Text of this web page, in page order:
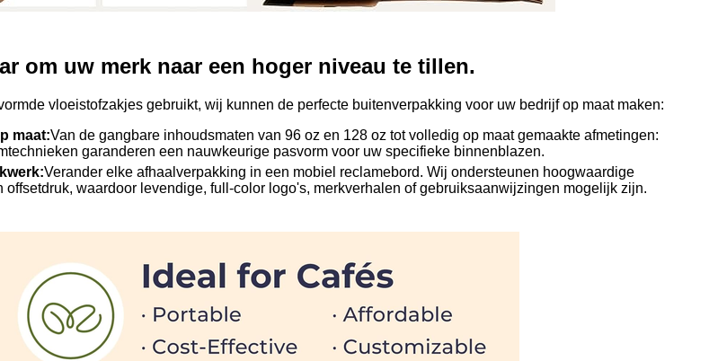
om uw merk naar een hoger niveau te tillen.
vloeistofzakjes gebruikt, wij kunnen de perfecte buitenverpakking voor uw bedrijf op maat maken:
maat:Van de gangbare inhoudsmaten van 96 oz en 128 oz tot volledig op maat gemaakte afmetingen:
garanderen een nauwkeurige pasvorm voor uw specifieke binnenblazen.
Verander elke afhaalverpakking in een mobiel reclamebord. Wij ondersteunen hoogwaardige
offsetdruk, waardoor levendige, full-color logo's, merkverhalen of gebruiksaanwijzingen mogelijk zijn.